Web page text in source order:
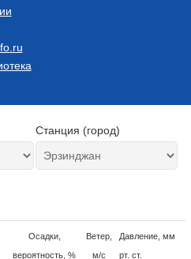
Станция (город)
Осадки,
вероятность, %
Ветер,
м/с
Давление, мм
рт. ст.